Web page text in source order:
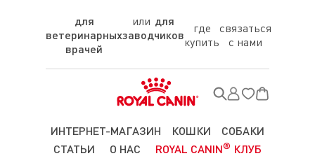
для
ветеринарных
врачей
для
заводчиков
где
купить
связаться
с нами
ИНТЕРНЕТ-МАГАЗИН КОШКИ
СОБАКИ
СТАТЬИ
О НАС ROYAL CANIN® КЛУБ